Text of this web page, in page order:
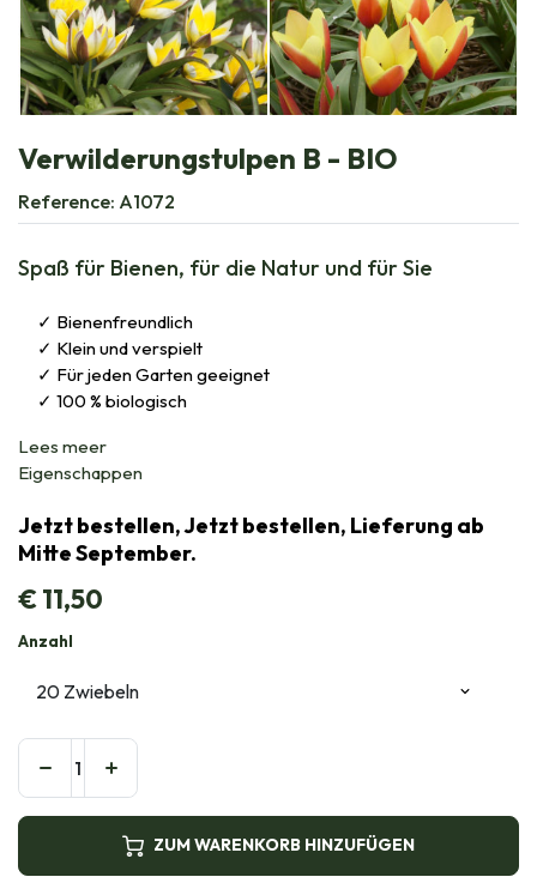
Verwilderungstulpen B - BIO
Reference: A1072
Spaß für Bienen, für die Natur und für Sie
Bienenfreundlich
Klein und verspielt
Für jeden Garten geeignet
100 % biologisch
Lees meer
Eigenschappen
Jetzt bestellen, Jetzt bestellen, Lieferung ab
Mitte September.
€11,50
Anzahl
ZUM WARENKORB HINZUFÜGEN